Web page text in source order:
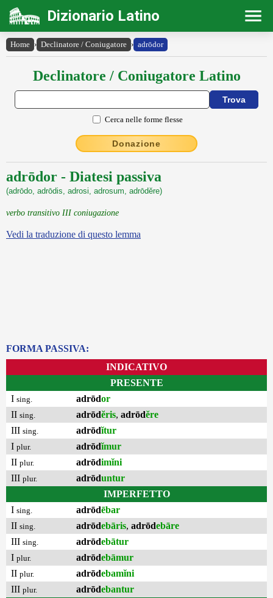
Dizionario Latino
Home › Declinatore / Coniugatore › adrōdor
Declinatore / Coniugatore Latino
Cerca nelle forme flesse
Donazione
adrōdor - Diatesi passiva
(adrōdo, adrōdis, adrosi, adrosum, adrōdĕre)
verbo transitivo III coniugazione
Vedi la traduzione di questo lemma
FORMA PASSIVA:
INDICATIVO
PRESENTE
I sing. adrōdor
II sing. adrōdĕris, adrōdĕre
III sing. adrōdĭtur
I plur. adrōdĭmur
II plur. adrōdimĭni
III plur. adrōduntur
IMPERFETTO
I sing. adrōdēbar
II sing. adrōdebāris, adrōdebāre
III sing. adrōdebātur
I plur. adrōdebāmur
II plur. adrōdebamĭni
III plur. adrōdebantur